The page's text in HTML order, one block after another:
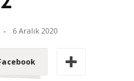
- 6 Aralık 2020